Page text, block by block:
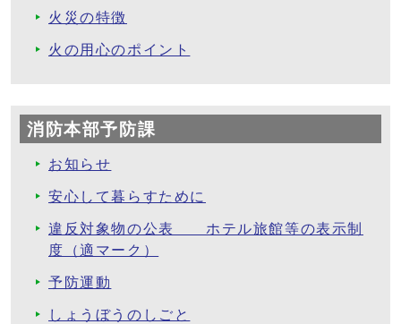
火災の特徴
火の用心のポイント
消防本部予防課
お知らせ
安心して暮らすために
違反対象物の公表 ホテル旅館等の表示制
度（適マーク）
予防運動
しょうぼうのしごと